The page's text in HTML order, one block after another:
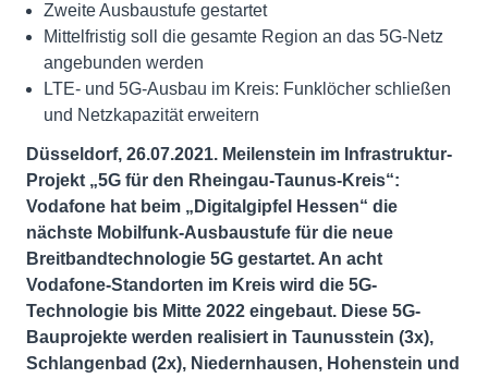
Zweite Ausbaustufe gestartet
Mittelfristig soll die gesamte Region an das 5G-Netz
angebunden werden
LTE- und 5G-Ausbau im Kreis: Funklöcher schließen
und Netzkapazität erweitern
Düsseldorf, 26.07.2021. Meilenstein im Infrastruktur-
Projekt „5G für den Rheingau-Taunus-Kreis“:
Vodafone hat beim „Digitalgipfel Hessen“ die
nächste Mobilfunk-Ausbaustufe für die neue
Breitbandtechnologie 5G gestartet. An acht
Vodafone-Standorten im Kreis wird die 5G-
Technologie bis Mitte 2022 eingebaut. Diese 5G-
Bauprojekte werden realisiert in Taunusstein (3x),
Schlangenbad (2x), Niedernhausen, Hohenstein und